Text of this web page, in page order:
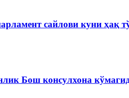
сайлови куни
Бош консулхона